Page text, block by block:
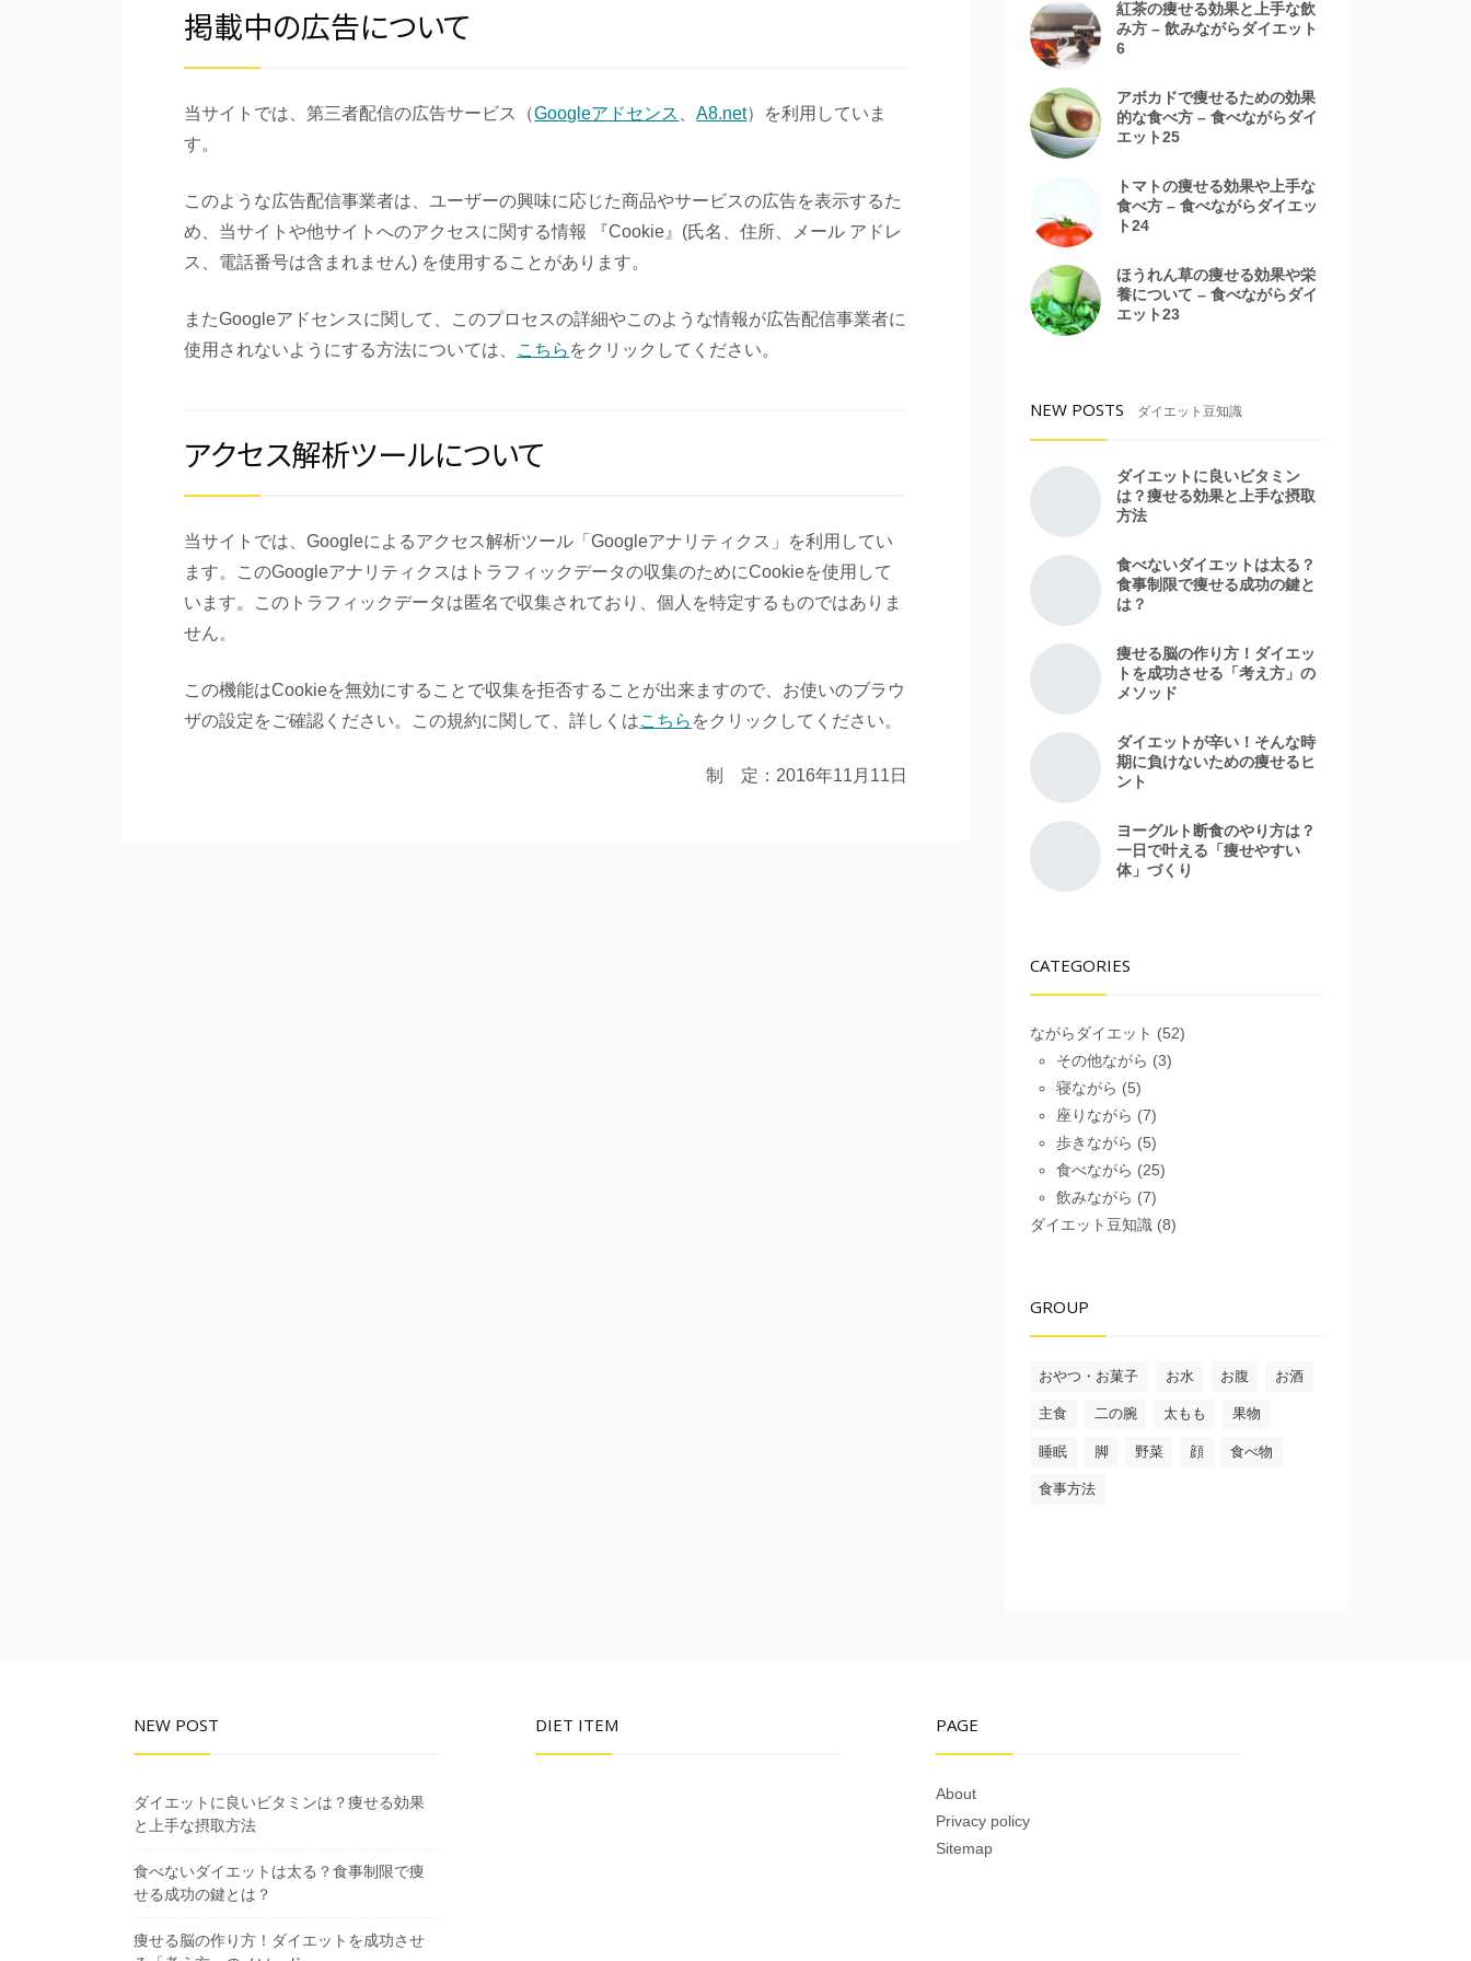
掲載中の広告について
当サイトでは、第三者配信の広告サービス（Googleアドセンス 、A8.net）を利用していま
す。
このような広告配信事業者は、ユーザーの興味に応じた商品やサービスの広告を表示するた
め、当サイトや他サイトへのアクセスに関する情報 『Cookie』(氏名、住所、メール アドレ
ス、電話番号は含まれません) を使用することがあります。
またGoogleアドセンスに関して、このプロセスの詳細やこのような情報が広告配信事業者に
使用されないようにする方法については、
こちら をクリックしてください。
アクセス解析ツールについて
当サイトでは、Googleによるアクセス解析ツール「Googleアナリティクス」を利用してい
ます。このGoogleアナリティクスはトラフィックデータの収集のためにCookieを使用して
います。このトラフィックデータは匿名で収集されており、個人を特定するものではありま
せん。
この機能はCookieを無効にすることで収集を拒否することが出来ますので、お使いのブラウ
ザの設定をご確認ください。この規約に関して、詳しくはこちら をクリックしてください。
制 定：2016年11月11日
紅茶の痩せる効果と上手な飲
み方 – 飲みながらダイエット
6
アボカドで痩せるための効果
的な食べ方 – 食べながらダイ
エット25
トマトの痩せる効果や上手な
食べ方 – 食べながらダイエッ
ト24
ほうれん草の痩せる効果や栄
養について – 食べながらダイ
エット23
NEW POSTS ダイエット豆知識
ダイエットに良いビタミン
は？痩せる効果と上手な摂取
方法
食べないダイエットは太る？
食事制限で痩せる成功の鍵と
は？
痩せる脳の作り方！ダイエッ
トを成功させる「考え方」の
メソッド
ダイエットが辛い！そんな時
期に負けないための痩せるヒ
ント
ヨーグルト断食のやり方は？
一日で叶える「痩せやすい
体」づくり
CATEGORIES
ながらダイエット (52)
その他ながら (3)
寝ながら (5)
座りながら (7)
歩きながら (5)
食べながら (25)
飲みながら (7)
ダイエット豆知識(8)
GROUP
おやつ・お菓子 お水 お腹 お酒
主食 二の腕 太もも 果物
睡眠 脚 野菜 顔 食べ物
食事方法
NEW POST
ダイエットに良いビタミンは？痩せる効果
と上手な摂取方法
食べないダイエットは太る？食事制限で痩
せる成功の鍵とは？
痩せる脳の作り方！ダイエットを成功させ
DIET ITEM PAGE
About
Privacy policy
Sitemap